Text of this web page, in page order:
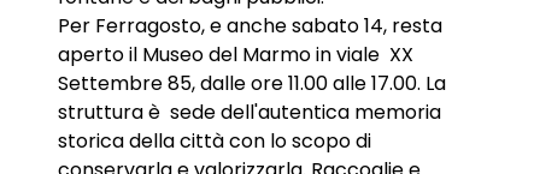
Per Ferragosto, e anche sabato 14, resta
aperto il Museo del Marmo in viale XX
Settembre 85, dalle ore 11.00 alle 17.00. La
struttura è sede dell'autentica memoria
storica della città con lo scopo di